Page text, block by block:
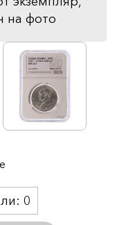
на фото
0